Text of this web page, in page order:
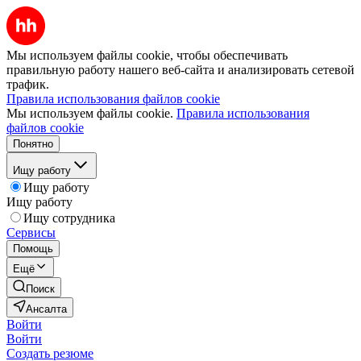
Мы используем файлы cookie, чтобы обеспечивать
правильную работу нашего веб-сайта и анализировать сетевой
трафик.
Правила использования файлов cookie
Мы используем файлы cookie. Правила использования
файлов cookie
Понятно
Ищу работу
Ищу работу
Ищу работу
Ищу сотрудника
Сервисы
Помощь
Ещё
Поиск
Ансалта
Войти
Войти
Создать резюме